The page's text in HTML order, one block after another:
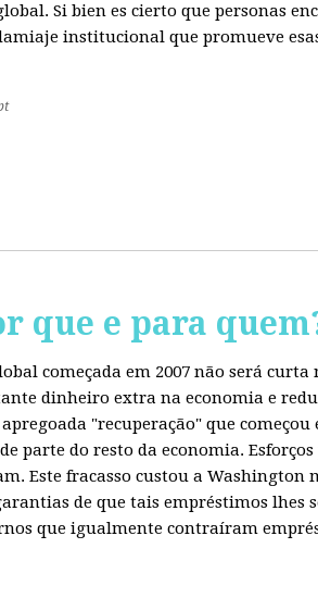
Si bien es cierto que personas
institucional que promueve
que e para
começada em 2007 não será
dinheiro extra na economia e
"recuperação" que
parte do resto da economia.
Este fracasso custou a Washington
de que tais empréstimos lhes
que igualmente contraíram